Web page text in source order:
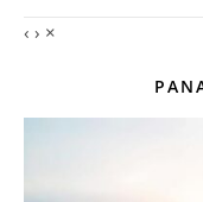
‹ › ×